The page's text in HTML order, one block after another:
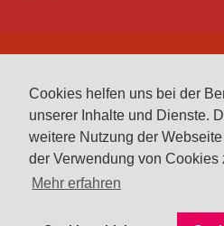
Cookies helfen uns bei der
unserer Inhalte und Dienste.
weitere Nutzung der
der Verwendung von Cookies
Mehr erfahren
IMPRESSUM
VEREINE
VORSTAND